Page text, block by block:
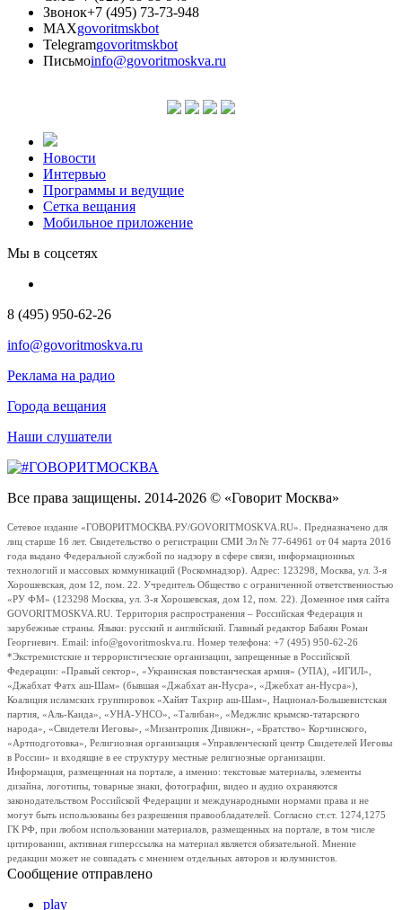
Звонок+7 (495) 73-73-948
MAXgovoritmskbot
Telegramgovoritmskbot
Письмоinfo@govoritmoskva.ru
Новости
Интервью
Программы и ведущие
Сетка вещания
Мобильное приложение
Мы в соцсетях
8 (495) 950-62-26
info@govoritmoskva.ru
Реклама на радио
Города вещания
Наши слушатели
Все права защищены. 2014-2026 © «Говорит Москва»
Сетевое издание «ГОВОРИТМОСКВА.РУ/GOVORITMOSKVA.RU». Предназначено для
лиц старше 16 лет. Свидетельство о регистрации СМИ Эл № 77-64961 от 04 марта 2016
года выдано Федеральной службой по надзору в сфере связи, информационных
технологий и массовых коммуникаций (Роскомнадзор). Адрес: 123298, Москва, ул. 3-я
Хорошевская, дом 12, пом. 22. Учредитель Общество с ограниченной ответственностью
«РУ ФМ» (123298 Москва, ул. 3-я Хорошевская, дом 12, пом. 22). Доменное имя сайта
GOVORITMOSKVA.RU. Территория распространения – Российская Федерация и
зарубежные страны. Языки: русский и английский. Главный редактор Бабаян Роман
Георгиевич. Email: info@govoritmoskva.ru. Номер телефона: +7 (495) 950-62-26
*Экстремистские и террористические организации, запрещенные в Российской
Федерации: «Правый сектор», «Украинская повстанческая армия» (УПА), «ИГИЛ»,
«Джабхат Фатх аш-Шам» (бывшая «Джабхат ан-Нусра», «Джебхат ан-Нусра»),
Коалиция исламских группировок «Хайят Тахрир аш-Шам», Национал-Большевистская
партия, «Аль-Каида», «УНА-УНСО», «Талибан», «Меджлис крымско-татарского
народа», «Свидетели Иеговы», «Мизантропик Дивижн», «Братство» Корчинского,
«Артподготовка», Религиозная организация «Управленческий центр Свидетелей Иеговы
в России» и входящие в ее структуру местные религиозные организации.
Информация, размещенная на портале, а именно: текстовые материалы, элементы
дизайна, логотипы, товарные знаки, фотографии, видео и аудио охраняются
законодательством Российской Федерации и международными нормами права и не
могут быть использованы без разрешения правообладателей. Согласно ст.ст. 1274,1275
ГК РФ, при любом использовании материалов, размещенных на портале, в том числе
цитировании, активная гиперссылка на материал является обязательной. Мнение
редакции может не совпадать с мнением отдельных авторов и колумнистов.
Сообщение отправлено
play